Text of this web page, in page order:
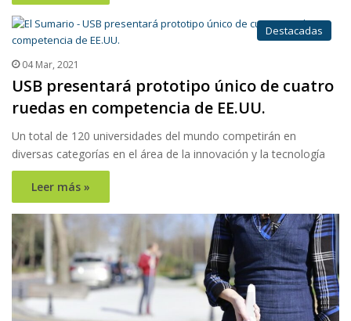
Destacadas
04 Mar, 2021
USB presentará prototipo único de cuatro
ruedas en competencia de EE.UU.
Un total de 120 universidades del mundo competirán en
diversas categorías en el área de la innovación y la tecnología
Leer más »